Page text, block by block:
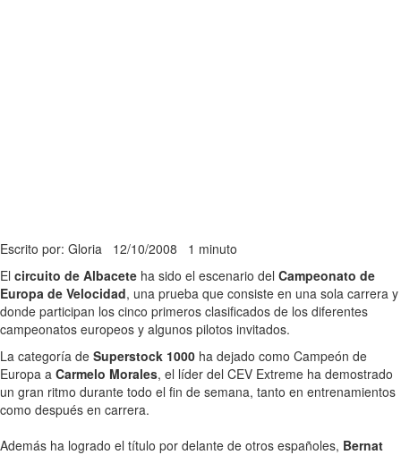
Escrito por: Gloria 12/10/2008 1 minuto
El circuito de Albacete ha sido el escenario del Campeonato de
Europa de Velocidad, una prueba que consiste en una sola carrera y
donde participan los cinco primeros clasificados de los diferentes
campeonatos europeos y algunos pilotos invitados.
La categoría de Superstock 1000 ha dejado como Campeón de
Europa a Carmelo Morales, el líder del CEV Extreme ha demostrado
un gran ritmo durante todo el fin de semana, tanto en entrenamientos
como después en carrera.
Además ha logrado el título por delante de otros españoles, Bernat